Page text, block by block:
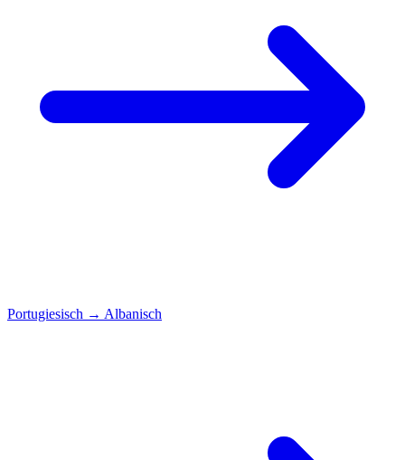
Portugiesisch → Albanisch